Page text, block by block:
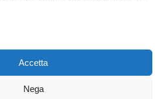
Accetta
Nega
· © 2016 PerGiove - Tutti i diritti
·info@pergiove.it